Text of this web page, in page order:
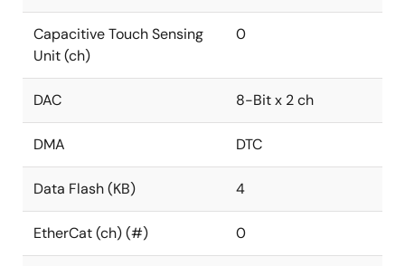
Capacitive Touch Sensing
Unit (ch)
0
DAC 8-Bit x 2 ch
DMA DTC
Data Flash (KB) 4
EtherCat (ch) (#) 0